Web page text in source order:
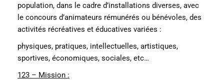
population, dans le cadre d’installations diverses, avec
le concours d’animateurs rémunérés ou bénévoles, des
activités récréatives et éducatives variées :
physiques, pratiques, intellectuelles, artistiques,
sportives, économiques, sociales, etc…
123 – Mission :